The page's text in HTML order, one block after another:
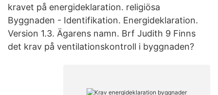
kravet på energideklaration. religiösa
Byggnaden - Identifikation. Energideklaration.
Version 1.3. Ägarens namn. Brf Judith 9 Finns
det krav på ventilationskontroll i byggnaden?